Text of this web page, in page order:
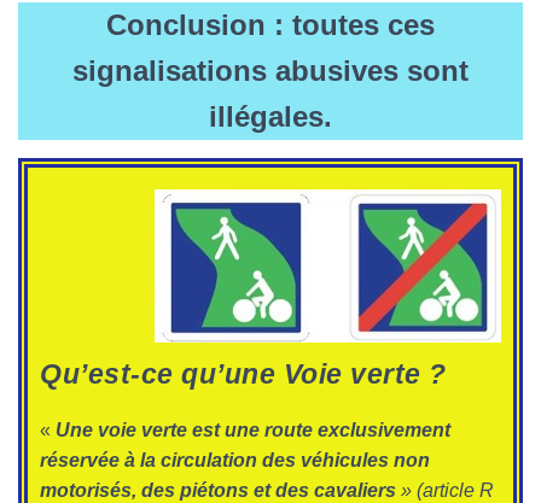
Conclusion : toutes ces
signalisations abusives sont
illégales.
Qu’est-ce qu’une Voie verte ?
« Une voie verte est une route exclusivement
réservée à la circulation des véhicules non
motorisés, des piétons et des cavaliers » (article R